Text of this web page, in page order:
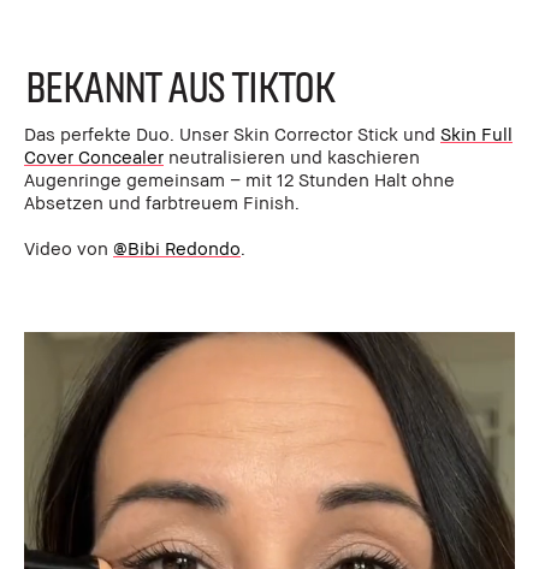
BEKANNT AUS TIKTOK
Das perfekte Duo. Unser Skin Corrector Stick und Skin Full
Cover Concealer neutralisieren und kaschieren
Augenringe gemeinsam – mit 12 Stunden Halt ohne
Absetzen und farbtreuem Finish.
Video von @Bibi Redondo